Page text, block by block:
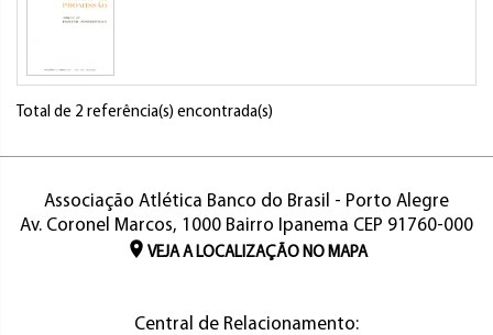
Total de 2 referência(s) encontrada(s)
Associação Atlética Banco do Brasil - Porto Alegre
Av. Coronel Marcos, 1000 Bairro Ipanema CEP 91760-000
VEJA A LOCALIZAÇÃO NO MAPA
Central de Relacionamento: